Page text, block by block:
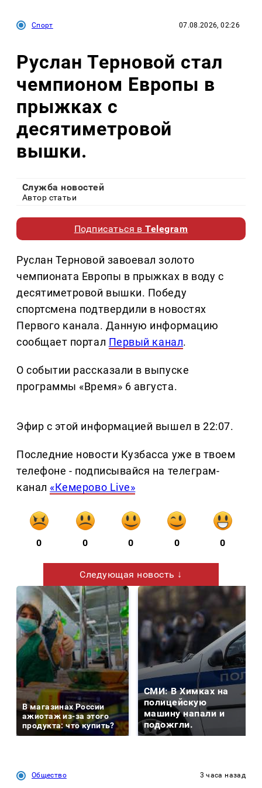
Спорт 07.08.2026, 02:26
Руслан Терновой стал
чемпионом Европы в
прыжках с
десятиметровой
вышки.
Служба новостей
Автор статьи
Подписаться вTelegram
Руслан Терновой завоевал золото
чемпионата Европы в прыжках в воду с
десятиметровой вышки. Победу
спортсмена подтвердили в новостях
Первого канала. Данную информацию
сообщает портал Первый канал.
О событии рассказали в выпуске
программы «Время» 6 августа.
Эфир с этой информацией вышел в 22:07.
Последние новости Кузбасса уже в твоем
телефоне - подписывайся на телеграм-
канал «Кемерово Live»
0 0 0 0 0
Следующая новость ↓
В магазинах России
ажиотаж из-за этого
продукта: что купить?
СМИ: В Химках на
полицейскую
машину напали и
подожгли.
Общество 3 часа назад